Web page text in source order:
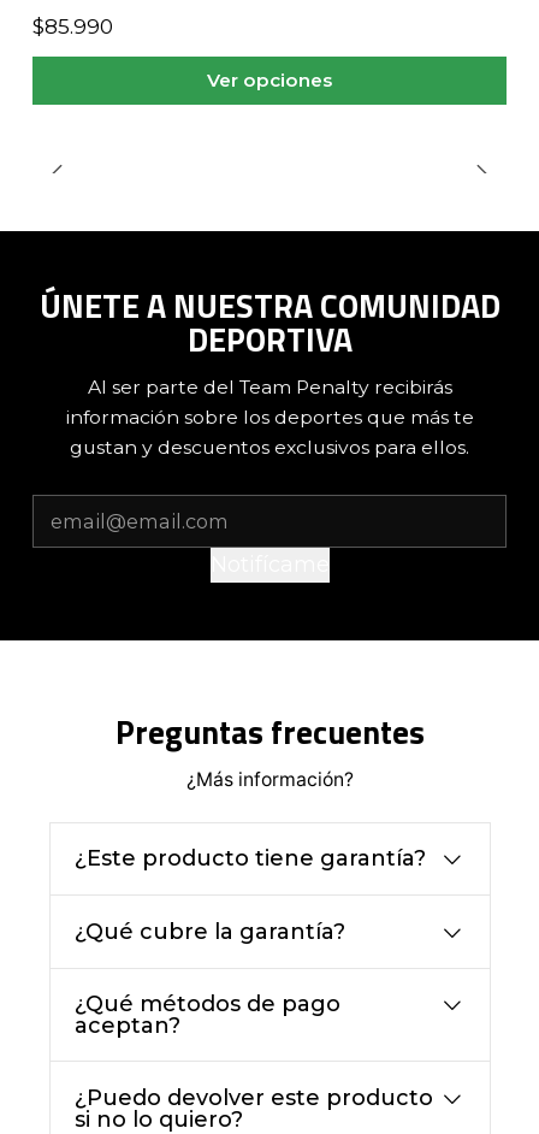
$85.990
Ver opciones
ÚNETE A NUESTRA COMUNIDAD
DEPORTIVA
Al ser parte del Team Penalty recibirás
información sobre los deportes que más te
gustan y descuentos exclusivos para ellos.
Preguntas frecuentes
¿Más información?
¿Este producto tiene garantía?
¿Qué cubre la garantía?
¿Qué métodos de pago
aceptan?
¿Puedo devolver este producto
si no lo quiero?